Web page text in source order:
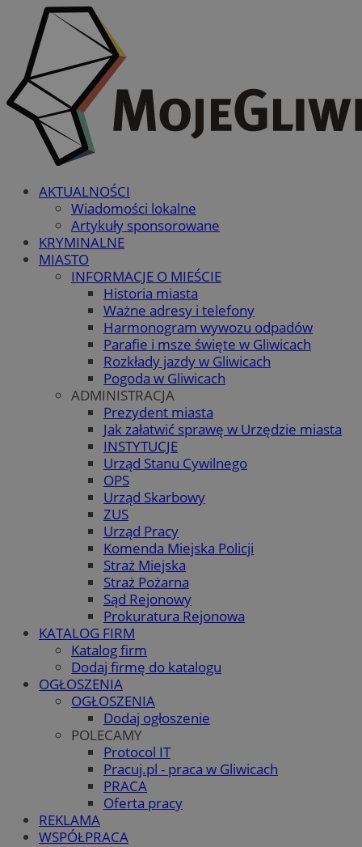
AKTUALNOŚCI
Wiadomości lokalne
Artykuły sponsorowane
KRYMINALNE
MIASTO
INFORMACJE O MIEŚCIE
Historia miasta
Ważne adresy i telefony
Harmonogram wywozu odpadów
Parafie i msze święte w Gliwicach
Rozkłady jazdy w Gliwicach
Pogoda w Gliwicach
ADMINISTRACJA
Prezydent miasta
Jak załatwić sprawę w Urzędzie miasta
INSTYTUCJE
Urząd Stanu Cywilnego
OPS
Urząd Skarbowy
ZUS
Urząd Pracy
Komenda Miejska Policji
Straż Miejska
Straż Pożarna
Sąd Rejonowy
Prokuratura Rejonowa
KATALOG FIRM
Katalog firm
Dodaj firmę do katalogu
OGŁOSZENIA
OGŁOSZENIA
Dodaj ogłoszenie
POLECAMY
Protocol IT
Pracuj.pl - praca w Gliwicach
PRACA
Oferta pracy
REKLAMA
WSPÓŁPRACA